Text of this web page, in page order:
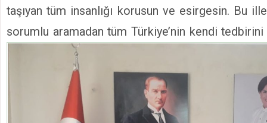
taşıyan tüm insanlığı korusun ve esirgesin. Bu
sorumlu aramadan tüm Türkiye’nin kendi tedbirini